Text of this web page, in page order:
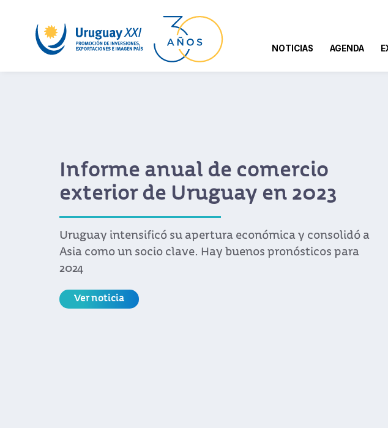
NOTICIAS AGENDA
Delegación oficial completa su
agenda en Expo Dubai
Encabezada por el presidente uruguayo Luis Lacalle Pou, la
misión llevó adelante múltiples actividades en busca de
establecer lazos comerciales con la región de Medio